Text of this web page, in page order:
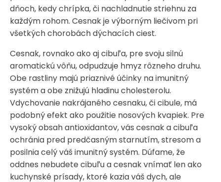
dňoch, kedy chrípka, či nachladnutie striehnu za
každým rohom. Cesnak je výborným liečivom pri
všetkých chorobách dýchacích ciest.
Cesnak, rovnako ako aj cibuľa, pre svoju silnú
aromatickú vôňu, odpudzuje hmyz rôzneho druhu.
Obe rastliny majú priaznivé účinky na imunitný
systém a obe znižujú hladinu cholesterolu.
Vdychovanie nakrájaného cesnaku, či cibule, má
podobný efekt ako použitie nosových kvapiek. Pre
vysoký obsah antioxidantov, vás cesnak a cibuľa
ochránia pred predčasným starnutím, stresom a
posilnia celý váš imunitný systém. Dúfame, že
oddnes nebudete cibuľu a cesnak vnímať len ako
kuchynské prísady, ktoré kazia váš dych, ale